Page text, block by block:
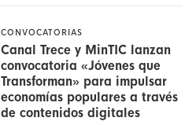
CONVOCATORIAS
Canal Trece y MinTIC lanzan
convocatoria «Jóvenes que
Transforman» para impulsar
economías populares a través
de contenidos digitales